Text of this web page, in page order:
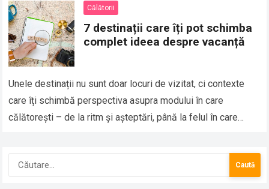
Călătorii
7 destinații care îți pot schimba
complet ideea despre vacanță
Unele destinații nu sunt doar locuri de vizitat, ci contexte
care îți schimbă perspectiva asupra modului în care
călătorești – de la ritm și așteptări, până la felul în care…
Caută